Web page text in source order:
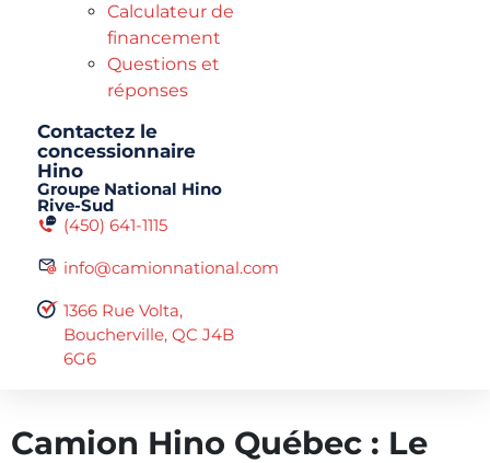
Calculateur de
financement
Questions et
réponses
Contactez le
concessionnaire
Hino
Groupe National Hino
Rive-Sud
(450) 641-1115
info@camionnational.com
1366 Rue Volta,
Boucherville, QC J4B
6G6
Camion Hino Québec : Le